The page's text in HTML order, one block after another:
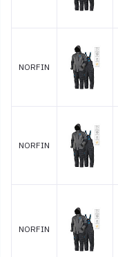
NORFIN
NORFIN
NORFIN